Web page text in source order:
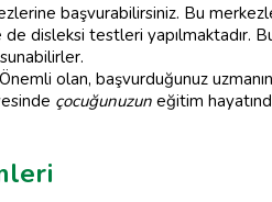
başvurabilirsiniz. Bu
disleksi testleri yapılmaktadır.
olan, başvurduğunuz
çocuğunuzun eğitim